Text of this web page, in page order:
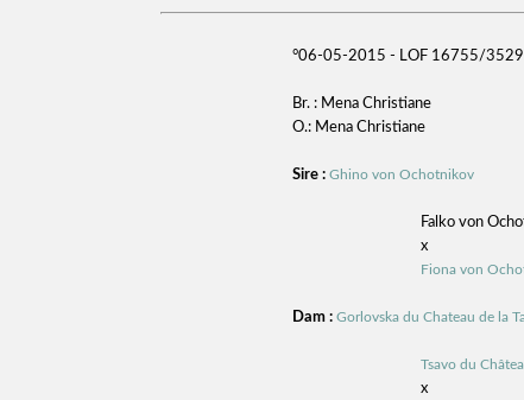
°06-05-2015 - LOF 16755/3529
Br. : Mena Christiane
O.: Mena Christiane
Sire : Ghino von Ochotnikov
Falko von
x
Fiona von
Dam : Gorlovska du Chateau de la
Tsavo du
x